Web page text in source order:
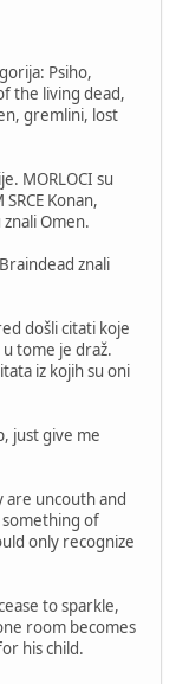
Psiho,
the living dead,
gremlini, lost
MORLOCI su
Konan,
znali Omen.
znali
došli citati koje
tome je draž.
iz kojih su oni
just give me
are uncouth and
of
only recognize
to sparkle,
room becomes
his child.